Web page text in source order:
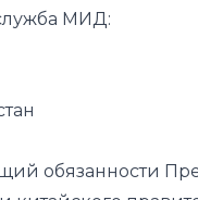
МИД:
обязанности